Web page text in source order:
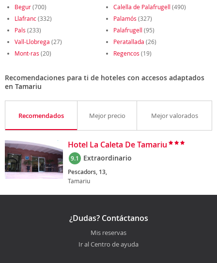
Begur(700) Calella de Palafrugell (490)
Llafranc(332) Palamós (327)
Pals (233) Palafrugell (95)
Vall-Llobrega (27) Peratallada (26)
Mont-ras (20) Regencos (19)
Recomendaciones para ti de hoteles con accesos adaptados
en Tamariu
Recomendados Mejor precio Mejor valorados
Hotel La Caleta De Tamariu
9.1 Extraordinario
Pescadors, 13,
Tamariu
¿Dudas? Contáctanos
Mis reservas
Ir al Centro de ayuda